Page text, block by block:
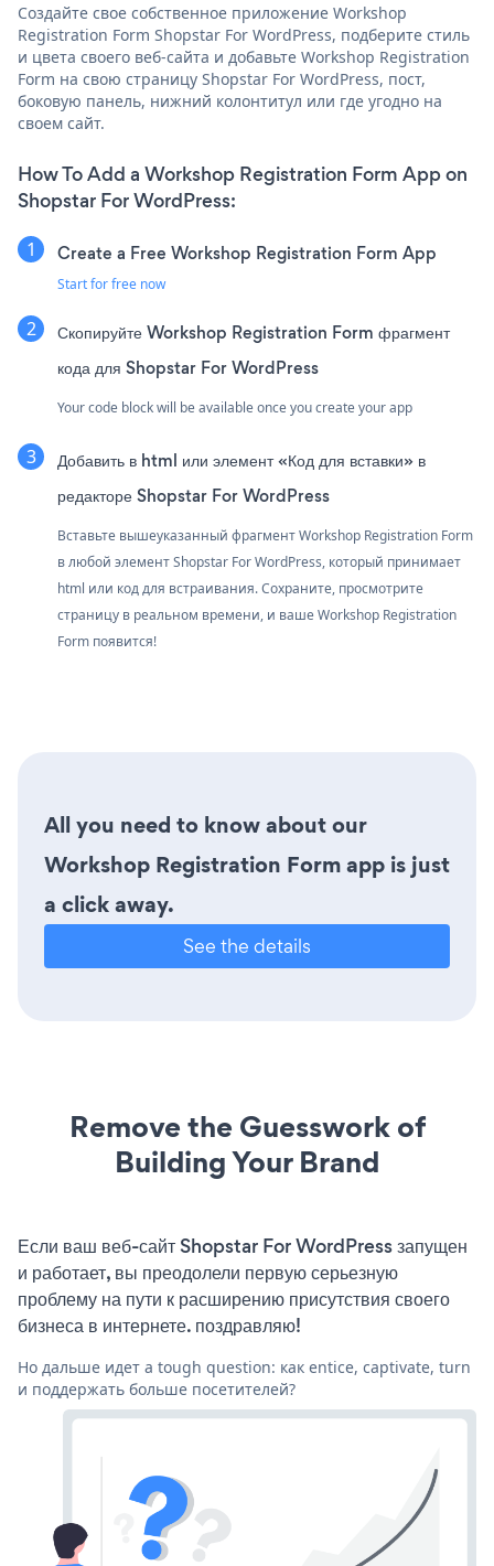
Создайте свое собственное приложение Workshop
Registration Form Shopstar For WordPress, подберите стиль
и цвета своего веб-сайта и добавьте Workshop Registration
Form на свою страницу Shopstar For WordPress, пост,
боковую панель, нижний колонтитул или где угодно на
своем сайт.
How To Add a Workshop Registration Form App on
Shopstar For WordPress:
Create a Free Workshop Registration Form App
Start for free now
Скопируйте Workshop Registration Form фрагмент
кода для Shopstar For WordPress
Your code block will be available once you create your app
Добавить в html или элемент «Код для вставки» в
редакторе Shopstar For WordPress
Вставьте вышеуказанный фрагмент Workshop Registration Form
в любой элемент Shopstar For WordPress, который принимает
html или код для встраивания. Сохраните, просмотрите
страницу в реальном времени, и ваше Workshop Registration
Form появится!
All you need to know about our
Workshop Registration Form app is just
a click away.
See the details
Remove the Guesswork of
Building Your Brand
Если ваш веб-сайт Shopstar For WordPress запущен
и работает, вы преодолели первую серьезную
проблему на пути к расширению присутствия своего
бизнеса в интернете. поздравляю!
Но дальше идет a tough question: как entice, captivate, turn
и поддержать больше посетителей?